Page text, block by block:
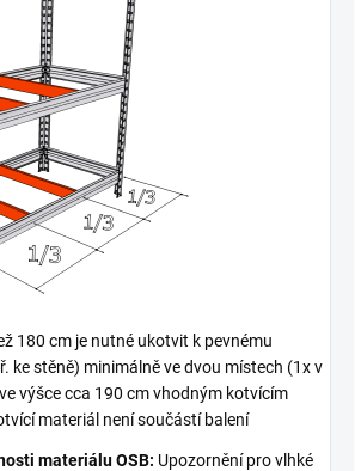
180 cm je nutné ukotvit k pevnému
ke stěně) minimálně ve dvou místech (1x v
výšce cca 190 cm vhodným kotvícím
materiál není součástí balení
materiálu OSB: Upozornění pro vlhké